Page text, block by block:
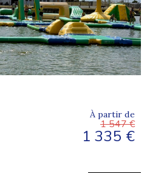
À partir de
1 547 €
1 335 €